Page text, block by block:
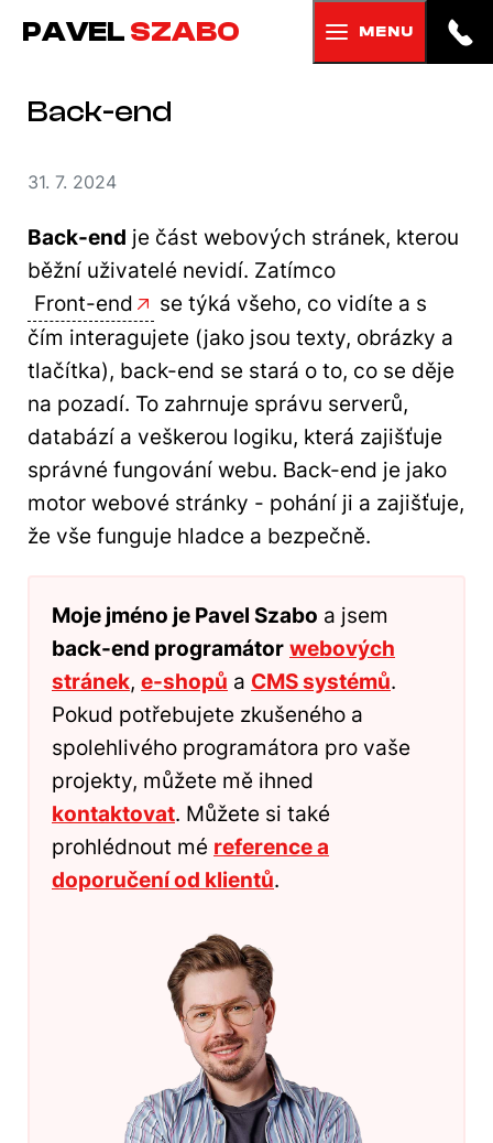
PAVEL SZABO MENU
Back-end
31. 7. 2024
Back-end je část webových stránek, kterou
běžní uživatelé nevidí. Zatímco
Front-end
se týká všeho, co vidíte a s
čím interagujete (jako jsou texty, obrázky a
tlačítka), back-end se stará o to, co se děje
na pozadí. To zahrnuje správu serverů,
databází a veškerou logiku, která zajišťuje
správné fungování webu. Back-end je jako
motor webové stránky - pohání ji a zajišťuje,
že vše funguje hladce a bezpečně.
Moje jméno je Pavel Szabo a jsem
back-end programátor webových
stránek, e-shopů a CMS systémů.
Pokud potřebujete zkušeného a
spolehlivého programátora pro vaše
projekty, můžete mě ihned
kontaktovat. Můžete si také
prohlédnout mé reference a
doporučení od klientů.